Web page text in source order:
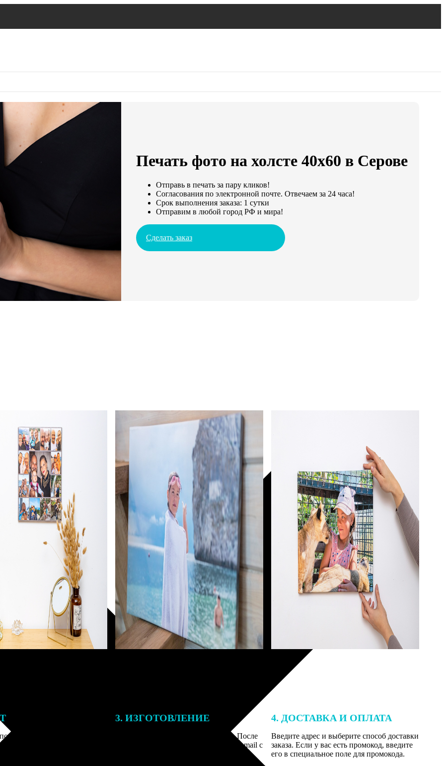
Печать фото на холсте 40х60 в Серове
Отправь в печать за пару кликов!
Согласования по электронной почте. Отвечаем за 24 часа!
Срок выполнения заказа: 1 сутки
Отправим в любой город РФ и мира!
Сделать заказ
заказа к печати
могут связаться с Вами
телефону или email для
деталей.
3. ИЗГОТОВЛЕНИЕ
Оплатите заказ банковской картой. После
оплаты получите подтверждение на email с
описанием заказа. Когда отправим заказ
4. ДОСТАВКА И ОПЛАТА
Введите адрес и выберите способ доставки
заказа. Если у вас есть промокод, введите
его в специальное поле для промокода.